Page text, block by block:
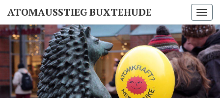
ATOMAUSSTIEG BUXTEHUDE
Buxtehuder
Mahnwache
Für Den
Atomausstieg